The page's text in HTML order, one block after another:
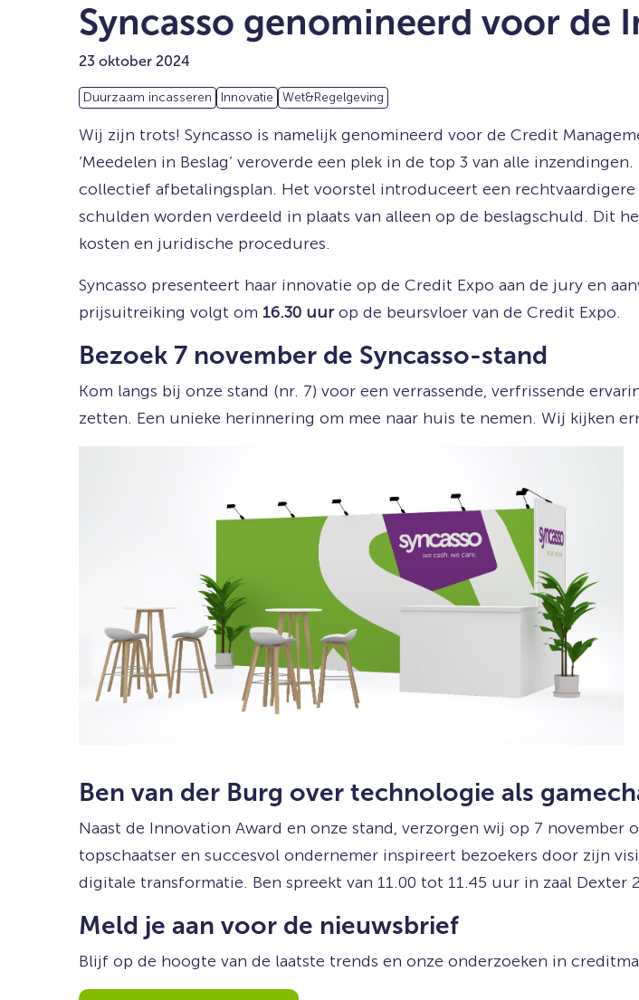
Syncasso genomineerd voor de
23 oktober 2024
Duurzaam incasseren Innovatie Wet&Regelgeving
Wij zijn trots! Syncasso is namelijk genomineerd voor de Credit
‘Meedelen in Beslag’ veroverde een plek in de top 3 van alle
collectief afbetalingsplan. Het voorstel introduceert een
schulden worden verdeeld in plaats van alleen op de beslagschuld. Dit
kosten en juridische procedures.
Syncasso presenteert haar innovatie op de Credit Expo aan de jury en
prijsuitreiking volgt om 16.30 uurop de beursvloer van de Credit Expo.
Bezoek 7 november de Syncasso-stand
Kom langs bij onze stand (nr. 7) voor een verrassende, verfrissende
zetten. Een unieke herinnering om mee naar huis te nemen. Wij kijken
Ben van der Burg over technologie als
Naast de Innovation Award en onze stand, verzorgen wij op 7 november
topschaatser en succesvol ondernemer inspireert bezoekers door zijn
digitale transformatie. Ben spreekt van 11.00 tot 11.45 uur in zaal Dexter
Meld je aan voor de nieuwsbrief
Blijf op de hoogte van de laatste trends en onze onderzoeken in